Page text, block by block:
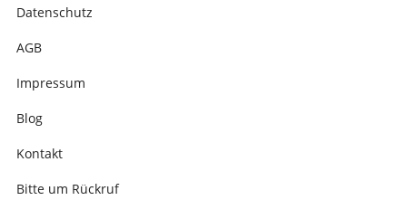
Datenschutz
AGB
Impressum
Blog
Kontakt
Bitte um Rückruf